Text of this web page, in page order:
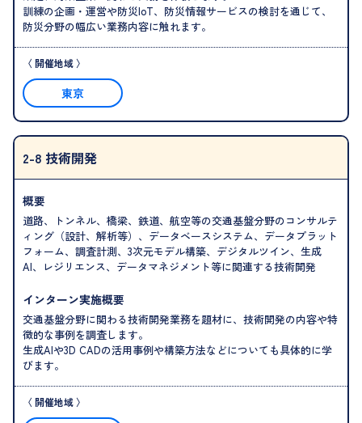
訓練の企画・運営や防災IoT、防災情報サービスの検討を通じて、
防災分野の幅広い業務内容に触れます。
東京
2-8 技術開発
概要
道路、トンネル、橋梁、鉄道、航空等の交通基盤分野のコンサルテ
ィング（設計、解析等）、データベースシステム、データプラット
フォーム、調査計測、3次元モデル構築、デジタルツイン、生成
AI、レジリエンス、データマネジメント等に関連する技術開発
インターン実施概要
交通基盤分野に関わる技術開発業務を題材に、技術開発の内容や特
徴的な事例を調査します。
生成AIや3D CADの活用事例や構築方法などについても具体的に学
びます。